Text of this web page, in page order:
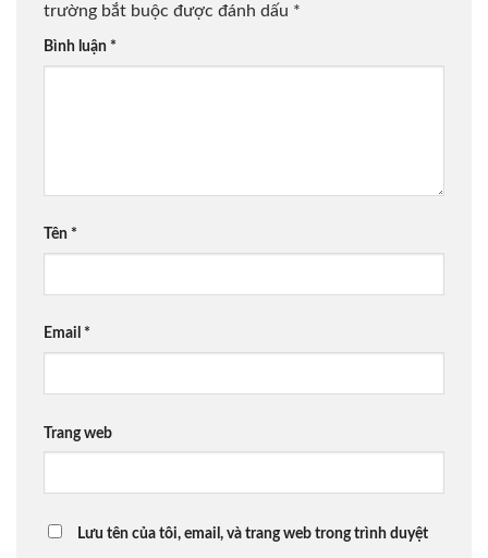
trường bắt buộc được đánh dấu *
Bình luận *
Tên *
Email *
Trang web
Lưu tên của tôi, email, và trang web trong trình duyệt